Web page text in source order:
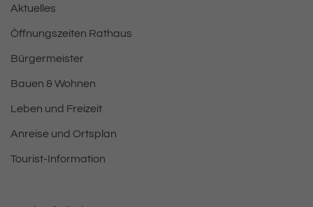
Aktuelles
Öffnungszeiten Rathaus
Bürgermeister
Bauen & Wohnen
Leben und Freizeit
Anreise und Ortsplan
Tourist-Information